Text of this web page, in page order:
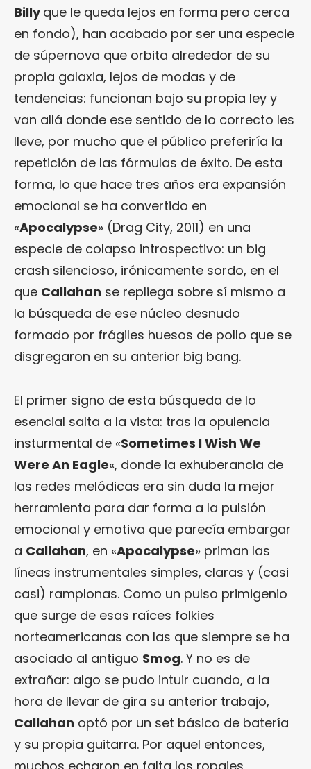
Billy que le queda lejos en forma pero cerca
en fondo), han acabado por ser una especie
de súpernova que orbita alrededor de su
propia galaxia, lejos de modas y de
tendencias: funcionan bajo su propia ley y
van allá donde ese sentido de lo correcto les
lleve, por mucho que el público preferiría la
repetición de las fórmulas de éxito. De esta
forma, lo que hace tres años era expansión
emocional se ha convertido en
«Apocalypse» (Drag City, 2011) en una
especie de colapso introspectivo: un big
crash silencioso, irónicamente sordo, en el
que Callahan se repliega sobre sí mismo a
la búsqueda de ese núcleo desnudo
formado por frágiles huesos de pollo que se
disgregaron en su anterior big bang.
El primer signo de esta búsqueda de lo
esencial salta a la vista: tras la opulencia
insturmental de «Sometimes I Wish We
Were An Eagle«, donde la exhuberancia de
las redes melódicas era sin duda la mejor
herramienta para dar forma a la pulsión
emocional y emotiva que parecía embargar
a Callahan, en «Apocalypse» priman las
líneas instrumentales simples, claras y (casi
casi) ramplonas. Como un pulso primigenio
que surge de esas raíces folkies
norteamericanas con las que siempre se ha
asociado al antiguo Smog. Y no es de
extrañar: algo se pudo intuir cuando, a la
hora de llevar de gira su anterior trabajo,
Callahan optó por un set básico de batería
y su propia guitarra. Por aquel entonces,